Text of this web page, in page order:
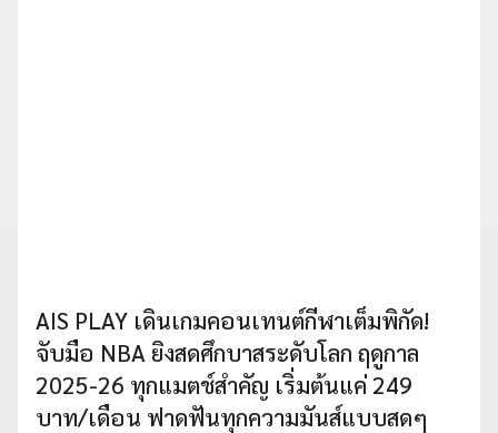
AIS PLAY เดินเกมคอนเทนต์กีฬาเต็มพิกัด!
จับมือ NBA ยิงสดศึกบาสระดับโลก ฤดูกาล
2025-26 ทุกแมตช์สำคัญ เริ่มต้นแค่ 249
บาท/เดือน ฟาดฟันทุกความมันส์แบบสดๆ